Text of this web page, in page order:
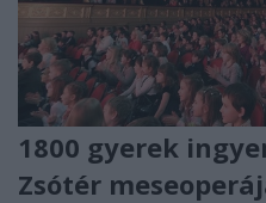
1800 gyerek
Zsótér